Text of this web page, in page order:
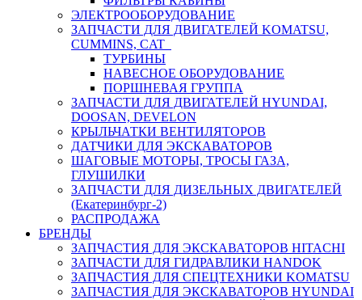
ЭЛЕКТРООБОРУДОВАНИЕ
ЗАПЧАСТИ ДЛЯ ДВИГАТЕЛЕЙ KOMATSU,
CUMMINS, CAT
ТУРБИНЫ
НАВЕСНОЕ ОБОРУДОВАНИЕ
ПОРШНЕВАЯ ГРУППА
ЗАПЧАСТИ ДЛЯ ДВИГАТЕЛЕЙ HYUNDAI,
DOOSAN, DEVELON
КРЫЛЬЧАТКИ ВЕНТИЛЯТОРОВ
ДАТЧИКИ ДЛЯ ЭКСКАВАТОРОВ
ШАГОВЫЕ МОТОРЫ, ТРОСЫ ГАЗА,
ГЛУШИЛКИ
ЗАПЧАСТИ ДЛЯ ДИЗЕЛЬНЫХ ДВИГАТЕЛЕЙ
(Екатеринбург-2)
РАСПРОДАЖА
БРЕНДЫ
ЗАПЧАСТИЯ ДЛЯ ЭКСКАВАТОРОВ HITACHI
ЗАПЧАСТИ ДЛЯ ГИДРАВЛИКИ HANDOK
ЗАПЧАСТИЯ ДЛЯ СПЕЦТЕХНИКИ KOMATSU
ЗАПЧАСТИЯ ДЛЯ ЭКСКАВАТОРОВ HYUNDAI